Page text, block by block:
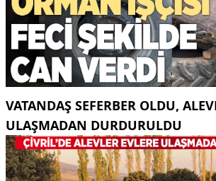
VATANDAŞ SEFERBER OLDU,
ULAŞMADAN DURDURULDU